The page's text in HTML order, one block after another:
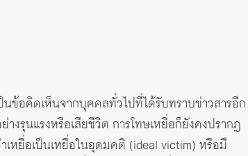
นข้อคิดเห็นจากบุคคลทั่วไปที่ได้รับทราบข่าวสารอีก
งรุนแรงหรือเสียชีวิต การโทษเหยื่อก็ยังคงปรากฏ
เหยื่อเป็นเหยื่อในอุดมคติ (ideal victim) หรือมี